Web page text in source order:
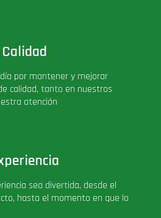
Calidad
por mantener y mejorar
calidad, tanto en nuestros
atención
sea divertida, desde el
hasta el momento en que lo